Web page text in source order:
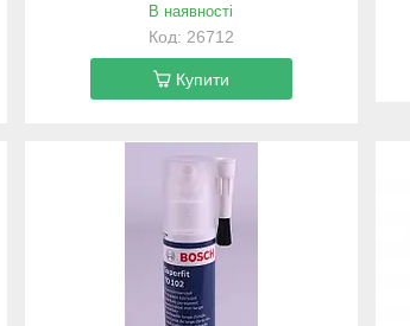
В наявності
26712
Купити